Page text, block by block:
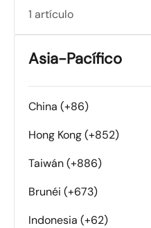
1 artículo
Asia-Pacífico
China (+86)
Hong Kong (+852)
Taiwán (+886)
Brunéi (+673)
Indonesia (+62)